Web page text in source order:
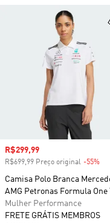
Preço com desconto
R$299,99
R$699,99 Preço original -55%
Camisa Polo Branca
AMG Petronas Formula One
Mulher Performance
FRETE GRÁTIS MEMBROS